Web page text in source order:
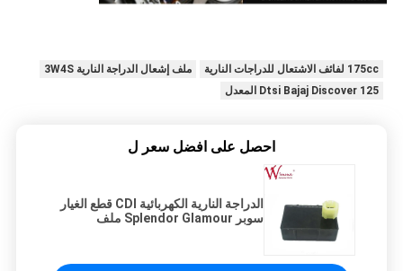
175cc لفائف الاشتعال للدراجات النارية
ملف إشعال الدراجة النارية 3W4S
Dtsi Bajaj Discover 125 المعدل
احصل على افضل سعر ل
الدراجة النارية الكهربائية CDI قطع الغيار
سوبر Splendor Glamour ملف